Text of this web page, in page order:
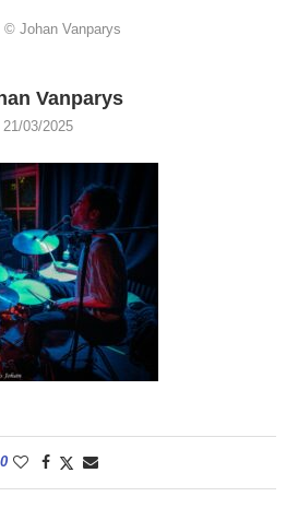
Johan Vanparys
Vanparys
21/03/2025
0